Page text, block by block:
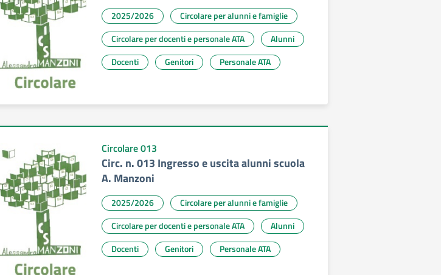
2025/2026
Circolare per alunni e famiglie
Circolare per docenti e personale ATA
Alunni
Docenti
Genitori Personale ATA
Circolare 013
Circ. n. 013 Ingresso e uscita alunni scuola
A. Manzoni
2025/2026
Circolare per alunni e famiglie
Circolare per docenti e personale ATA
Alunni
Docenti
Genitori Personale ATA